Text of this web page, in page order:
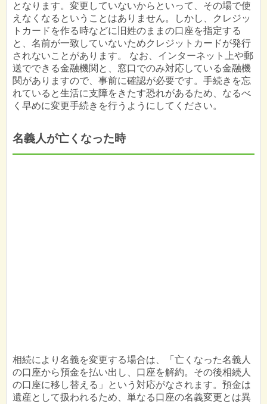
となります。変更していないからといって、その場で使
えなくなるということはありません。しかし、クレジッ
トカードを作る時などに旧姓のままの口座を指定する
と、名前が一致していないためクレジットカードが発行
されないことがあります。 なお、インターネット上や郵
送でできる金融機関と、窓口でのみ対応している金融機
関がありますので、事前に確認が必要です。手続きを忘
れていると生活に支障をきたす恐れがあるため、なるべ
く早めに変更手続きを行うようにしてください。
名義人が亡くなった時
相続により名義を変更する場合は、「亡くなった名義人
の口座から預金を払い出し、口座を解約。その後相続人
の口座に移し替える」という対応がなされます。預金は
遺産として扱われるため、単なる口座の名義変更とは異